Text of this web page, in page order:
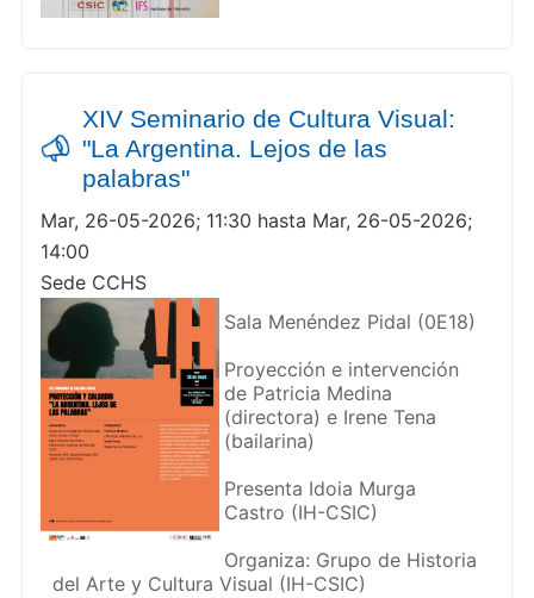
XIV Seminario de Cultura Visual:
"La Argentina. Lejos de las
palabras"
Mar, 26-05-2026; 11:30 hasta Mar, 26-05-2026;
14:00
Sede CCHS
Sala Menéndez Pidal (0E18)
Proyección e intervención
de Patricia Medina
(directora) e Irene Tena
(bailarina)
Presenta Idoia Murga
Castro (IH-CSIC)
Organiza: Grupo de Historia
del Arte y Cultura Visual (IH-CSIC)